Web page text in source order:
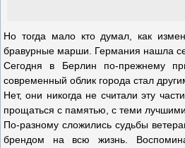
Но тогда мало кто думал, как
бравурные марши. Германия нашла
Сегодня в Берлин по-прежнему
современный облик города стал
Нет, они никогда не считали эту
прощаться с памятью, с теми
По-разному сложились судьбы
брендом на всю жизнь.